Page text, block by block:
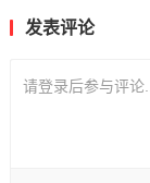
发表评论
请登录后参与评论...